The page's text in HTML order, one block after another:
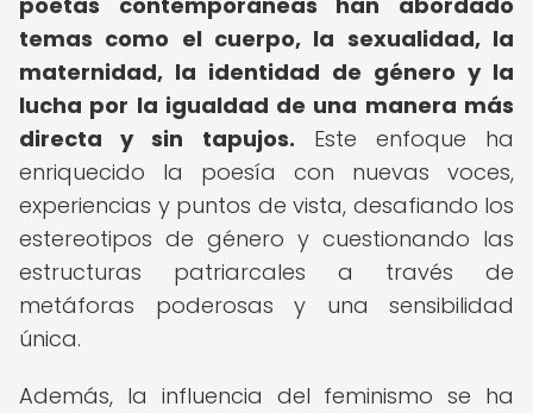
temas como el cuerpo, la sexualidad, la
maternidad, la identidad de género y la
lucha por la igualdad de una manera más
directa y sin tapujos. Este enfoque ha
enriquecido la poesía con nuevas voces,
experiencias y puntos de vista, desafiando los
estereotipos de género y cuestionando las
estructuras patriarcales a través de
metáforas poderosas y una sensibilidad
única.
Además, la influencia del feminismo se ha